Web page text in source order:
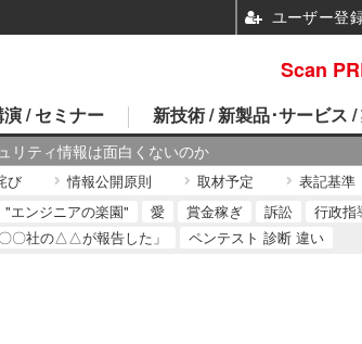
リティ情報は面白くないのか
/ セミナー 新技術 / 新製品･サービス /
び 情報公開原則 取材予定 表記基準
"エンジニアの楽園" 愛 賞金稼ぎ 訴訟 行政指
〇社の△△が報告した」
ペンテスト 診断 違い
Scan
ユーザー登